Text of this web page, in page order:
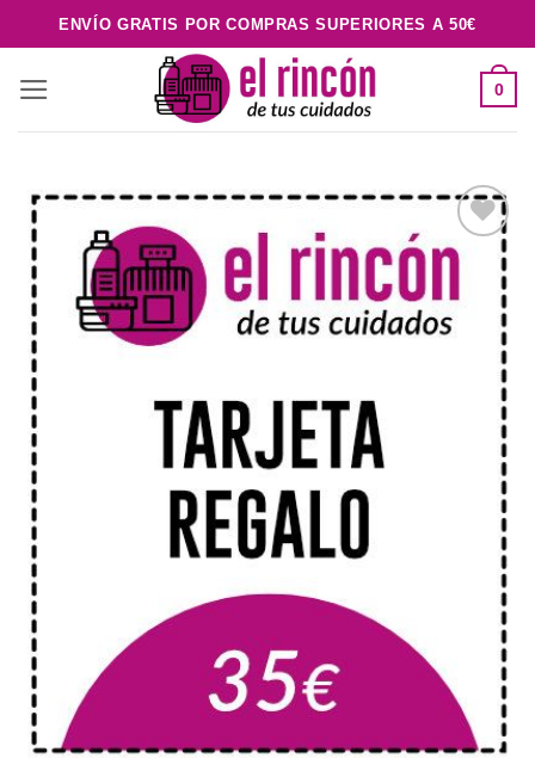
al
contenido
ENVÍO GRATIS POR COMPRAS SUPERIORES A 50€
0
Añadir
lista de
deseos